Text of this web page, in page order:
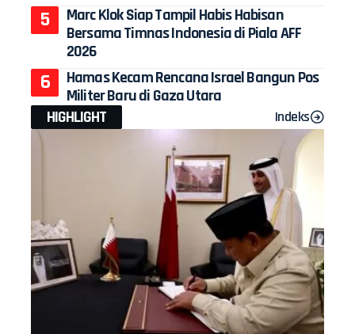
Marc Klok Siap Tampil Habis Habisan
Bersama Timnas Indonesia di Piala AFF
2026
Hamas Kecam Rencana Israel Bangun Pos
Militer Baru di Gaza Utara
HIGHLIGHT
Indeks